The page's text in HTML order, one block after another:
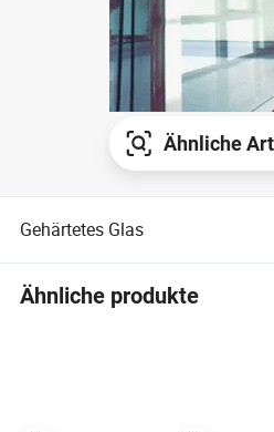
Ähnliche
Gehärtetes Glas
Ähnliche produkte